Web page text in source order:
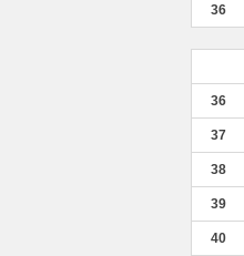
36
36
37
38
39
40